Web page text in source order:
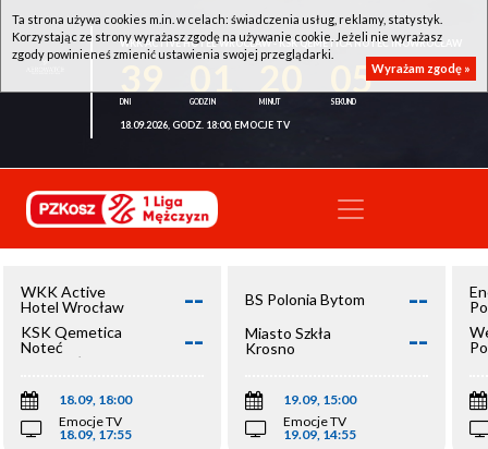
WKK ACTIVE HOTEL WROCŁAW - KSK QEMETICA NOTEĆ INOWROCŁAW
05
18.09.2026, GODZ. 18:00, EMOCJE TV
WKK Active
Hotel Wrocław
--
KSK Qemetica
Noteć
Inowrocław
--
18.09, 18:00
Emocje TV
18.09, 17:55
BS Polonia Bytom --
Miasto Szkła
Krosno
--
19.09, 15:00
Emocje TV
19.09, 14:55
Ta strona używa cookies m.in. w celach: świadczenia usług, reklamy, statystyk.
Korzystając ze strony wyrażasz zgodę na używanie cookie. Jeżeli nie wyrażasz
zgody powinieneś zmienić ustawienia swojej przeglądarki.
Wyrażam zgodę »